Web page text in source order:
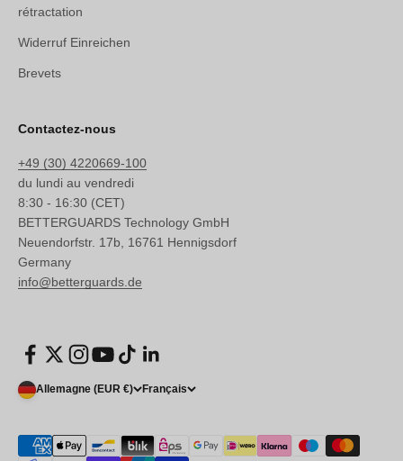
rétractation
Widerruf Einreichen
Brevets
Contactez-nous
+49 (30) 4220669-100
du lundi au vendredi
8:30 - 16:30 (CET)
BETTERGUARDS Technology GmbH
Neuendorfstr. 17b, 16761 Hennigsdorf
Germany
info@betterguards.de
Allemagne (EUR €) Français